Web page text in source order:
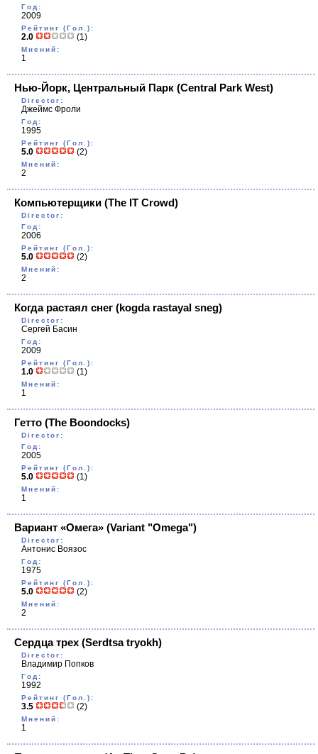
Год:
2009
Рейтинг (Гол.):
2.0 (1)
Мнений:
1
Нью-Йорк, Центральный Парк (Central Park West)
Director:
Джеймс Фроли
Год:
1995
Рейтинг (Гол.):
5.0 (2)
Мнений:
2
Компьютерщики (The IT Crowd)
Director:
Год:
2006
Рейтинг (Гол.):
5.0 (2)
Мнений:
2
Когда растаял снег (kogda rastayal sneg)
Director:
Сергей Басин
Год:
2009
Рейтинг (Гол.):
1.0 (1)
Мнений:
1
Гетто (The Boondocks)
Director:
Год:
2005
Рейтинг (Гол.):
5.0 (1)
Мнений:
1
Вариант «Омега» (Variant "Omega")
Director:
Антонис Воязос
Год:
1975
Рейтинг (Гол.):
5.0 (2)
Мнений:
2
Сердца трех (Serdtsa tryokh)
Director:
Владимир Попков
Год:
1992
Рейтинг (Гол.):
3.5 (2)
Мнений:
1